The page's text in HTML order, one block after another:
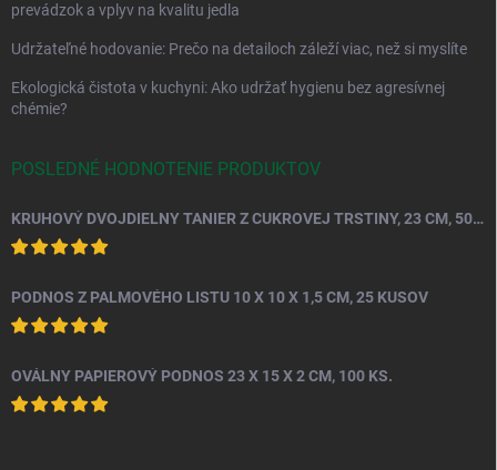
prevádzok a vplyv na kvalitu jedla
Udržateľné hodovanie: Prečo na detailoch záleží viac, než si myslíte
Ekologická čistota v kuchyni: Ako udržať hygienu bez agresívnej
chémie?
POSLEDNÉ HODNOTENIE PRODUKTOV
KRUHOVÝ DVOJDIELNY TANIER Z CUKROVEJ TRSTINY, 23 CM, 50 KS.
PODNOS Z PALMOVÉHO LISTU 10 X 10 X 1,5 CM, 25 KUSOV
OVÁLNY PAPIEROVÝ PODNOS 23 X 15 X 2 CM, 100 KS.